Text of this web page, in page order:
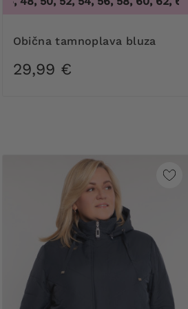
Obična tamnoplava bluza
29,99 €